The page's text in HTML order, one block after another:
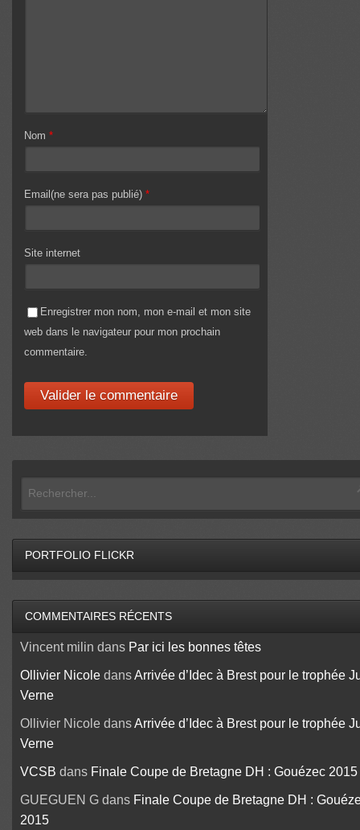
Nom *
Email(ne sera pas publié) *
Site internet
Enregistrer mon nom, mon e-mail et mon site
web dans le navigateur pour mon prochain
commentaire.
PORTFOLIO FLICKR
COMMENTAIRES RÉCENTS
Vincent milin dans Par ici les bonnes têtes
Ollivier NicoledansArrivée d’Idec à Brest pour le trophée
Verne
Ollivier NicoledansArrivée d’Idec à Brest pour le trophée
Verne
VCSB dans Finale Coupe de Bretagne DH : Gouézec 2015
GUEGUEN Gdans Finale Coupe de Bretagne DH :
2015